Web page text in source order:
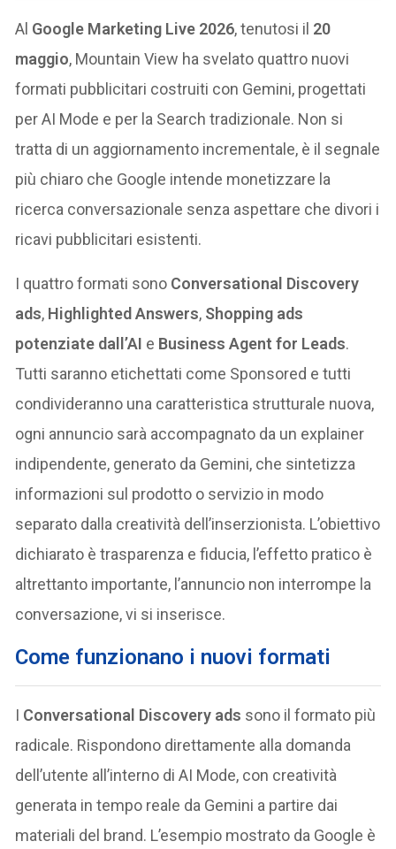
Al Google Marketing Live 2026, tenutosi il 20
maggio, Mountain View ha svelato quattro nuovi
formati pubblicitari costruiti con Gemini, progettati
per AI Mode e per la Search tradizionale. Non si
tratta di un aggiornamento incrementale, è il segnale
più chiaro che Google intende monetizzare la
ricerca conversazionale senza aspettare che divori i
ricavi pubblicitari esistenti.
I quattro formati sono Conversational Discovery
ads, Highlighted Answers, Shopping ads
potenziate dall’AI e Business Agent for Leads.
Tutti saranno etichettati come Sponsored e tutti
condivideranno una caratteristica strutturale nuova,
ogni annuncio sarà accompagnato da un explainer
indipendente, generato da Gemini, che sintetizza
informazioni sul prodotto o servizio in modo
separato dalla creatività dell’inserzionista. L’obiettivo
dichiarato è trasparenza e fiducia, l’effetto pratico è
altrettanto importante, l’annuncio non interrompe la
conversazione, vi si inserisce.
Come funzionano i nuovi formati
I Conversational Discovery ads sono il formato più
radicale. Rispondono direttamente alla domanda
dell’utente all’interno di AI Mode, con creatività
generata in tempo reale da Gemini a partire dai
materiali del brand. L’esempio mostrato da Google è